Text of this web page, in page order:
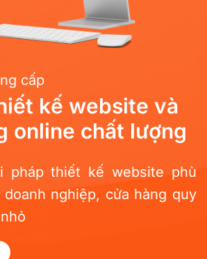
cấp
kế website và
online chất lượng
pháp thiết kế website phù
nghiệp, cửa hàng quy